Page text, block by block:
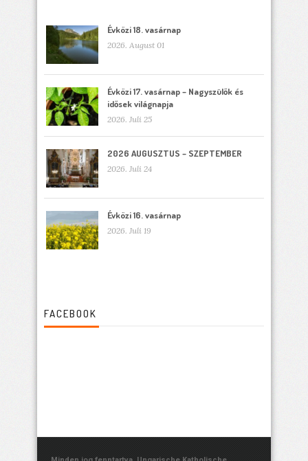
Évközi 18. vasárnap
2026. August 01
Évközi 17. vasárnap – Nagyszülők és
idősek világnapja
2026. Juli 25
2026 AUGUSZTUS – SZEPTEMBER
2026. Juli 24
Évközi 16. vasárnap
2026. Juli 19
FACEBOOK